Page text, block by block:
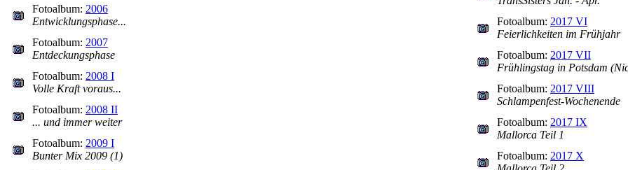
Fotoalbum: 2006
Entwicklungsphase...
Fotoalbum: 2007
Entdeckungsphase
Fotoalbum: 2008 I
Volle Kraft voraus...
Fotoalbum: 2008 II
... und immer weiter
Fotoalbum: 2009 I
Bunter Mix 2009 (1)
Fotoalbum: 2017 VI
Feierlichkeiten im Frühjahr
Fotoalbum: 2017 VII
Frühlingstag in Potsdam
Fotoalbum: 2017 VIII
Schlampenfest-Wochenende
Fotoalbum: 2017 IX
Mallorca Teil 1
Fotoalbum: 2017 X